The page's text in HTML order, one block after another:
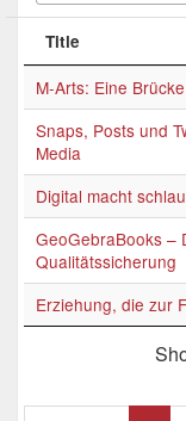
Title
M-Arts: Eine
Snaps, Posts und
Media
Digital macht schlau
GeoGebraBooks –
Qualitätssicherung
Erziehung, die zur